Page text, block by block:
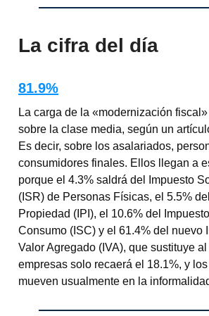
La cifra del día
81.9%
La carga de la «modernización
sobre la clase media, según un
Es decir, sobre los asalariados,
consumidores finales. Ellos llegan a
porque el 4.3% saldrá del Impuesto
(ISR) de Personas Físicas, el 5.5%
Propiedad (IPI), el 10.6% del
Consumo (ISC) y el 61.4% del nuevo
Valor Agregado (IVA), que sustituye
empresas solo recaerá el 18.1%, y
mueven usualmente en la